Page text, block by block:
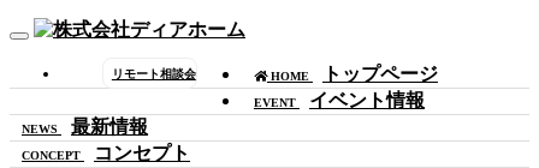
Toggle
リモート相談会 HOME トップページ
EVENT イベント情報
NEWS 最新情報
CONCEPT コンセプト